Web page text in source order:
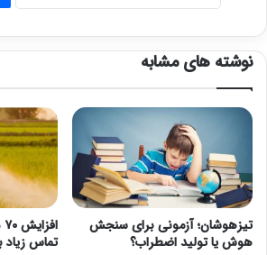
نوشته های مشابه
تیزهوشان؛ آزمونی برای سنجش
هوش یا تولید اضطراب؟
تماس